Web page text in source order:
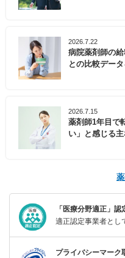
2026.7.22
病院薬剤師の
との比較デー
2026.7.15
薬剤師1年目で
い」と感じる
「医療分野適正」認
適正認定事業者とし
プライバシーマーク